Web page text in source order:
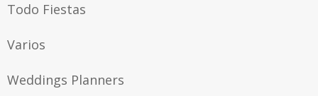
Todo Fiestas
Varios
Weddings Planners